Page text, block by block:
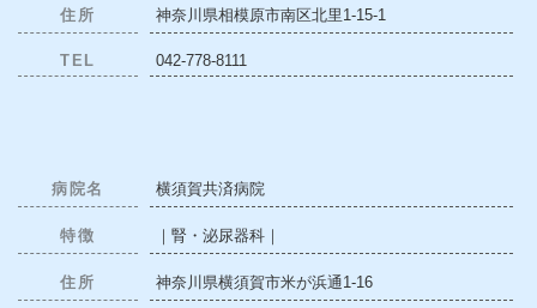
住所 神奈川県相模原市南区北里1-15-1
TEL 042-778-8111
病院名 横須賀共済病院
特徴 ｜腎・泌尿器科｜
住所 神奈川県横須賀市米が浜通1-16